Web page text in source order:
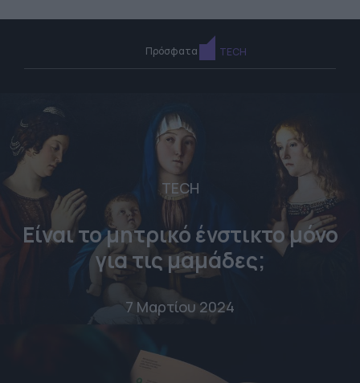
Πρόσφατα TECH
TECH
Είναι το μητρικό ένστικτο μόνο
για τις μαμάδες;
7 Μαρτίου 2024